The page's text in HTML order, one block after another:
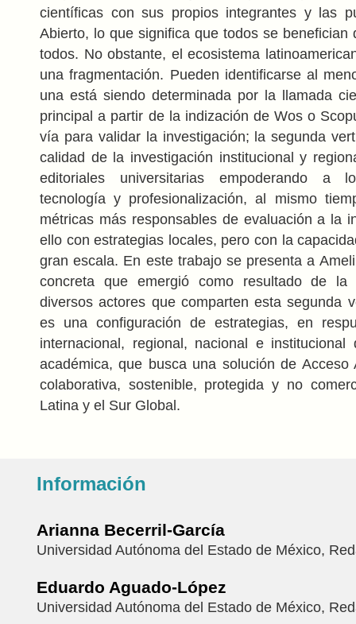
científicas con sus propios integrantes y las
Abierto, lo que significa que todos se benefician
todos. No obstante, el ecosistema
una fragmentación. Pueden identificarse al
una está siendo determinada por la llamada
principal a partir de la indización de Wos o
vía para validar la investigación; la segunda
calidad de la investigación institucional y
editoriales universitarias empoderando a
tecnología y profesionalización, al mismo
métricas más responsables de evaluación a la
ello con estrategias locales, pero con la
gran escala. En este trabajo se presenta a
concreta que emergió como resultado de la
diversos actores que comparten esta segunda
es una configuración de estrategias, en
internacional, regional, nacional e institucional
académica, que busca una solución de Acceso
colaborativa, sostenible, protegida y no
Latina y el Sur Global.
Información
Arianna Becerril-García
Universidad Autónoma del Estado de México,
Eduardo Aguado-López
Universidad Autónoma del Estado de México,